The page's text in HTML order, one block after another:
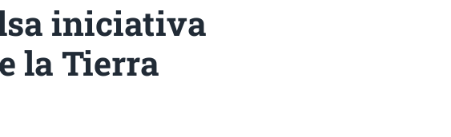
iniciativa
la Tierra